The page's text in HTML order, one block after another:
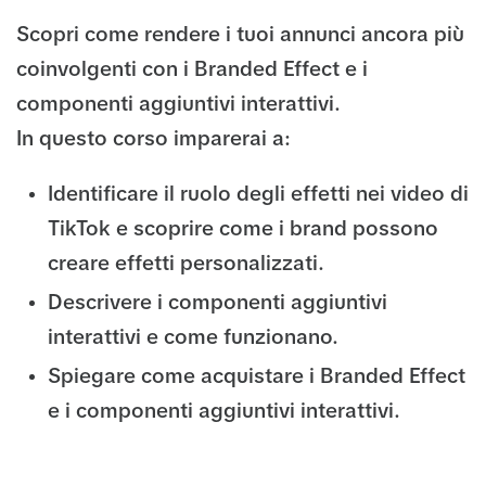
Scopri come rendere i tuoi annunci ancora più
coinvolgenti con i Branded Effect e i
componenti aggiuntivi interattivi.
In questo corso imparerai a:
Identificare il ruolo degli effetti nei video di
TikTok e scoprire come i brand possono
creare effetti personalizzati.
Descrivere i componenti aggiuntivi
interattivi e come funzionano.
Spiegare come acquistare i Branded Effect
e i componenti aggiuntivi interattivi.